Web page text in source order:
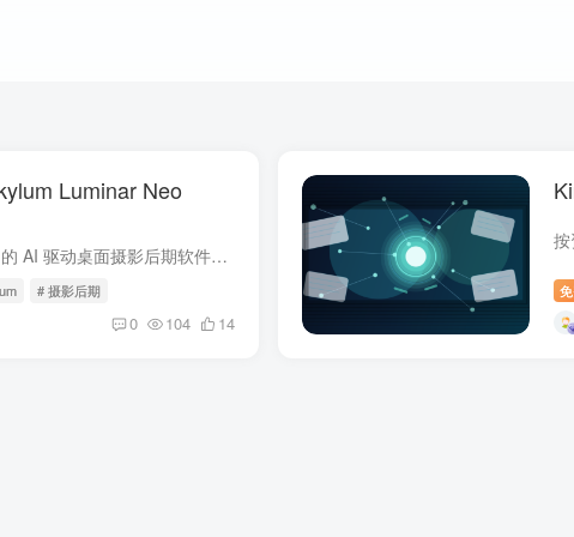
Luminar Neo
Luminar Neo 是 Skylum 推出的 AI 驱动桌面摄影后期软件，支持 Windows 与 macOS，可独立运行，也能作为 Lightroom、Photoshop 插件使用，采用买断制，无需订阅。
# 摄影后期
0 104 14